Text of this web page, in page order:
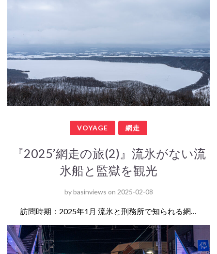
VOYAGE 網走
『2025’網走の旅(2)』流氷がない流
氷船と監獄を観光
bybasinviews on 2025-02-08
訪問時期：2025年1月 流氷と刑務所で知られる網…